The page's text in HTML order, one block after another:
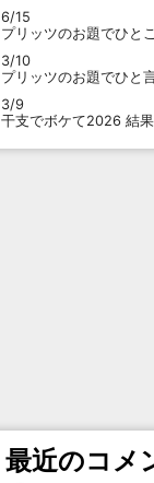
6/15
プリッツのお題でひと
3/10
プリッツのお題でひと
3/9
干支でボケて2026 結
最近のコメ